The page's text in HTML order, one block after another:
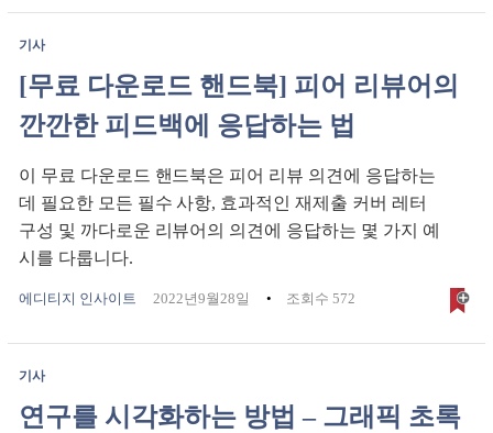
기사
[무료 다운로드 핸드북] 피어 리뷰어의
깐깐한 피드백에 응답하는 법
이 무료 다운로드 핸드북은 피어 리뷰 의견에 응답하는
데 필요한 모든 필수 사항, 효과적인 재제출 커버 레터
구성 및 까다로운 리뷰어의 의견에 응답하는 몇 가지 예
시를 다룹니다.
에디티지 인사이트 2022년9월28일 조회수 572
기사
연구를 시각화하는 방법 – 그래픽 초록